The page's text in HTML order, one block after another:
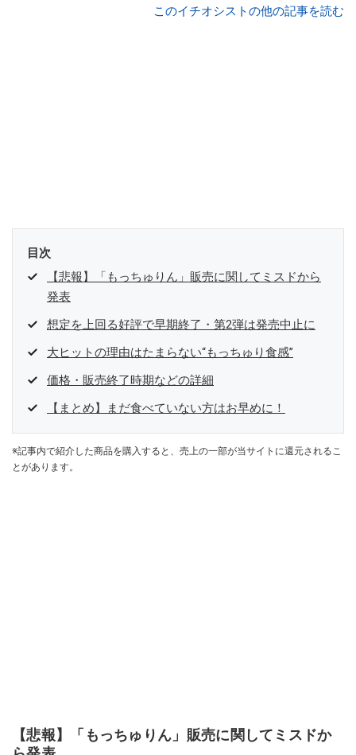
インフルエンサーが実際に使用してレビューしています。毎日トレン
このイチオシストの他の記事を読む
目次
【悲報】「もっちゅりん」販売に関してミスドから
発表
想定を上回る好評で早期終了・第2弾は発売中止に
大ヒットの理由はたまらない“もっちゅり食感”
価格・販売終了時期などの詳細
【まとめ】まだ食べていない方はお早めに！
※記事内で紹介した商品を購入すると、売上の一部が当サイトに還元されるこ
とがあります。
【悲報】「もっちゅりん」販売に関してミスドか